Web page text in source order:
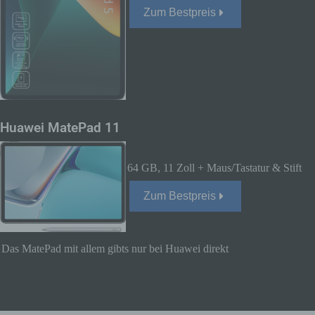
Zum Bestpreis
Huawei MatePad 11
64 GB, 11 Zoll + Maus/Tastatur & Stift
Zum Bestpreis
Das MatePad mit allem gibts nur bei Huawei direkt
lesbar und verständlich sein. Um dies zu
gewährleisten, möchten wir vorab die verwendeten
Informationen, die sich auf eine identifizierte
oder identifizierbare natürliche Person (im
Folgenden „betroffene Person") beziehen.
Als identifizierbar wird eine natürliche
insbesondere mittels Zuordnung zu einer
Kennnummer, zu Standortdaten, zu einer